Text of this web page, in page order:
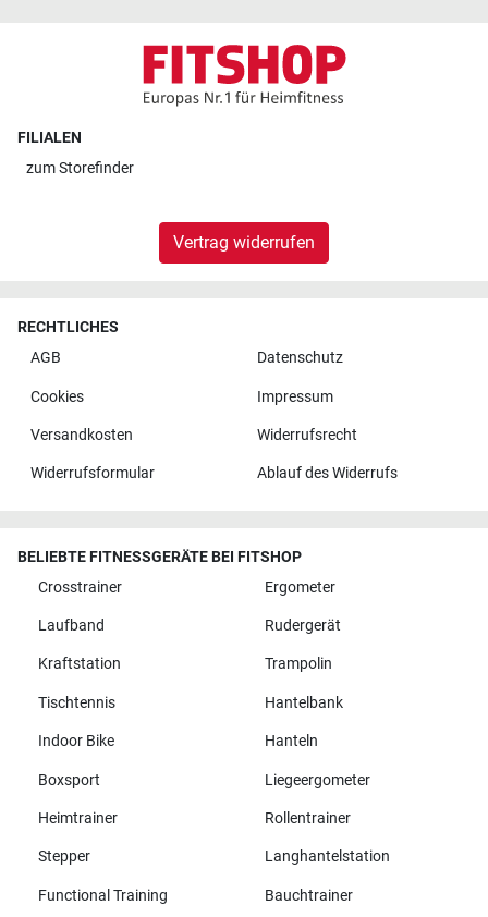
FILIALEN
zumStorefinder
Vertrag widerrufen
RECHTLICHES
AGB
Datenschutz
Cookies Impressum
Versandkosten Widerrufsrecht
Widerrufsformular Ablauf des Widerrufs
BELIEBTE FITNESSGERÄTE BEI FITSHOP
Crosstrainer
Ergometer
Laufband Rudergerät
Kraftstation Trampolin
Tischtennis Hantelbank
Indoor Bike Hanteln
Boxsport Liegeergometer
Heimtrainer Rollentrainer
Stepper Langhantelstation
Functional Training Bauchtrainer